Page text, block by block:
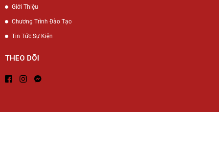
Giới Thiệu
Chương Trình Đào Tạo
Tin Tức Sự Kiện
THEO DÕI